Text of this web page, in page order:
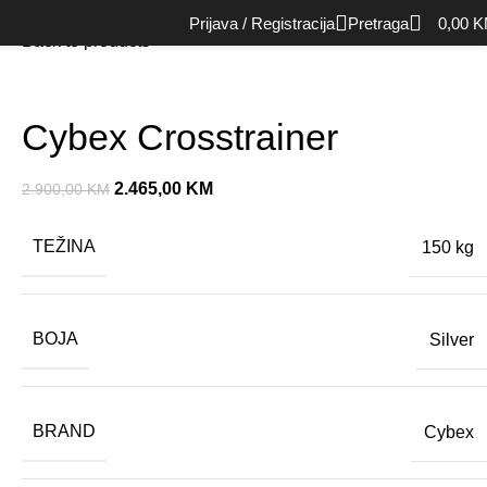
Prijava / Registracija Pretraga 0,00
Cardio oprema Eliptike
Cybex Crosstrainer
Cybex Crosstrainer
2.900,00KM 2.465,00 KM
TEŽINA 150 kg
BOJA Silver
BRAND Cybex